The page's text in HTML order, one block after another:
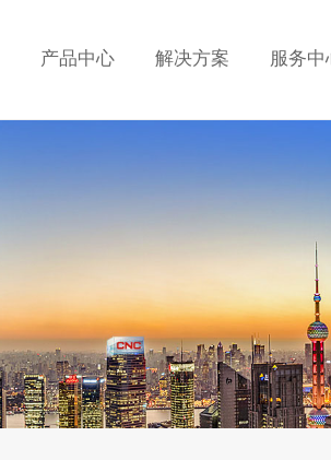
产品中心 解决方案 服务中